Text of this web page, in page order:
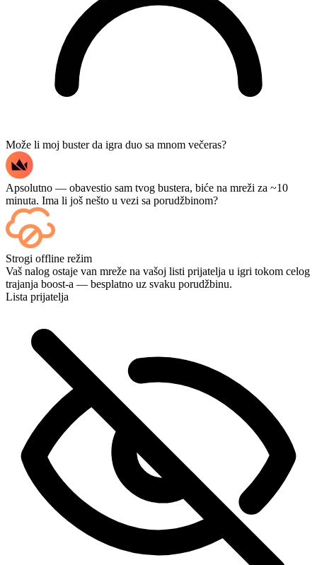
Može li moj buster da igra duo sa mnom večeras?
Apsolutno — obavestio sam tvog bustera, biće na mreži za ~10
minuta. Ima li još nešto u vezi sa porudžbinom?
Savršeno! Mogu li pratiti napredak uživo?
Da — svaki meč se pojavljuje na vašoj kontrolnoj tabli čim se
završi, a ako želite da gledate same partije, dodajte Streaming
prilikom plaćanja.
Sjajno, vi ste najbolji 🧡
Strogi offline režim
Vaš nalog ostaje van mreže na vašoj listi prijatelja u igri tokom celog
trajanja boost-a — besplatno uz svaku porudžbinu.
Lista prijatelja